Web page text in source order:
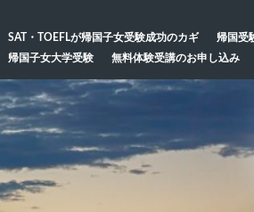
SAT・TOEFLが帰国子女受験成功のカギ 帰国受
帰国子女大学受験
無料体験受講のお申し込み